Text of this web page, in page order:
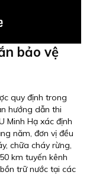
bảo vệ
quy định trong
hướng dẫn thi
Minh Hạ xác định
năm, đơn vị đều
chữa cháy rừng,
km tuyến kênh
trữ nước tại các